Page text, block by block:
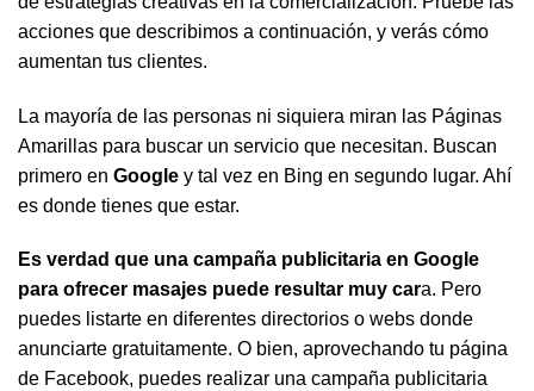
acciones que describimos a continuación, y verás cómo
aumentan tus clientes.
La mayoría de las personas ni siquiera miran las Páginas
Amarillas para buscar un servicio que necesitan. Buscan
primero en Google y tal vez en Bing en segundo lugar. Ahí
es donde tienes que estar.
Es verdad que una campaña publicitaria en Google
para ofrecer masajes puede resultar muy cara. Pero
puedes listarte en diferentes directorios o webs donde
anunciarte gratuitamente. O bien, aprovechando tu página
de Facebook, puedes realizar una campaña publicitaria